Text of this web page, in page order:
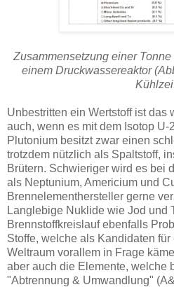
Zusammensetzung einer
einem Druckwassereaktor
Unbestritten ein Wertstoff ist das
auch, wenn es mit dem Isotop U-
Plutonium besitzt zwar einen
trotzdem nützlich als Spaltstoff,
Brütern. Schwieriger wird es bei
als Neptunium, Americium und
Brennelementhersteller gerne
Langlebige Nuklide wie Jod und
Brennstoffkreislauf ebenfalls
Stoffe, welche als Kandidaten
Weltraum vorallem in Frage
aber auch die Elemente, welche
"Abtrennung & Umwandlung"